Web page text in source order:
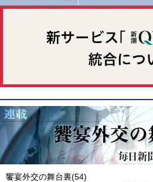
饗宴外交の舞台裏(54)